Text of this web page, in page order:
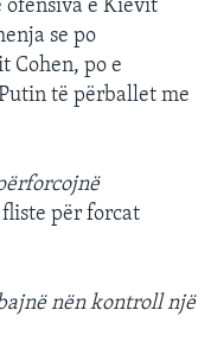
e Kievit
se po
Cohen, po e
të përballet me
për forcat
nën kontroll një